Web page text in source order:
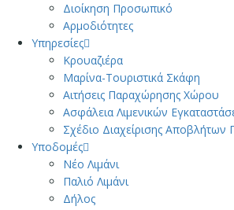
Διοίκηση Προσωπικό
Αρμοδιότητες
Υπηρεσίες
Κρουαζιέρα
Μαρίνα-Τουριστικά Σκάφη
Αιτήσεις Παραχώρησης Χώρου
Ασφάλεια Λιμενικών
Σχέδιο Διαχείρισης
Υποδομές
Νέο Λιμάνι
Παλιό Λιμάνι
Δήλος